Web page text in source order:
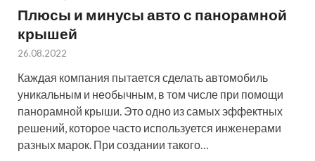
Плюсы и минусы авто с панорамной
крышей
26.08.2022
Каждая компания пытается сделать автомобиль
уникальным и необычным, в том числе при помощи
панорамной крыши. Это одно из самых эффектных
решений, которое часто используется инженерами
разных марок. При создании такого…